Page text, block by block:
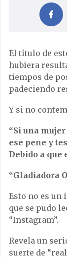
El título de
hubiera
tiempos de
padeciendo
Y si no
“Si una
ese pene y
Debido a que
“Gladiadora
Esto no es un
que se pudo
“Instagram”.
Revela un
suerte de